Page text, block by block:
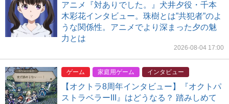
アニメ『対ありでした。』犬井夕役・千本
木彩花インタビュー。珠樹とは”共犯者”のよ
うな関係性。アニメでより深まった夕の魅
力とは
2026-08-04 17:00
ゲーム 家庭用ゲーム インタビュー
【オクトラ8周年インタビュー】『オクトパ
ストラベラーIII』はどうなる？ 踏みしめて